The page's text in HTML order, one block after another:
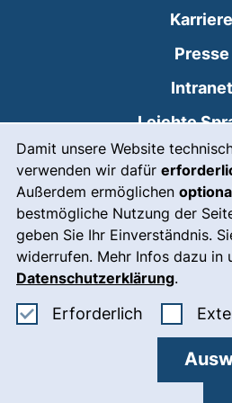
Damit unsere Website
verwenden wir dafür
Außerdem ermöglichen
bestmögliche Nutzung der
geben Sie Ihr Einverständnis.
widerrufen. Mehr Infos dazu in
Datenschutzerklärung.
Erforderlich
Karriere
Presse
Intranet
Leichte
Notfall
Cookie-